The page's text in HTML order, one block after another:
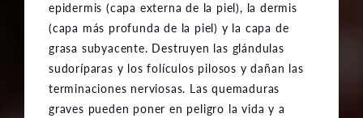
epidermis (capa externa de la piel), la dermis
(capa más profunda de la piel) y la capa de
grasa subyacente. Destruyen las glándulas
sudoríparas y los folículos pilosos y dañan las
terminaciones nerviosas. Las quemaduras
graves pueden poner en peligro la vida y a